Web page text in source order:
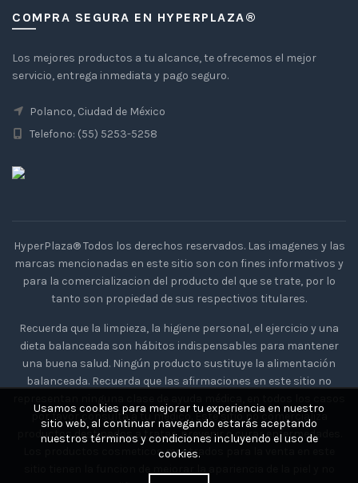
COMPRA SEGURA EN HYPERPLAZA®
Los mejores productos a tu alcance, te ofrecemos el mejor
servicio, entrega inmediata y pago seguro.
Polanco, Ciudad de México
Telefono: (55) 5253-5258
HyperPlaza® Todos los derechos reservados. Las imagenes y las
marcas mencionadas en este sitio son con fines informativos y
para la comercializacion del producto del que se trate, por lo
tanto son propiedad de sus respectivos titulares.
Recuerda que la limpieza, la higiene personal, el ejercicio y una
dieta balanceada son hábitos indispensables para mantener
una buena salud. Ningún producto sustituye la alimentación
balanceada. Recuerda que las afirmaciones en este sitio no
por favor consulta a tu medico. Este sitio no comercializa
productos destinados a tratar, prevenir o curar enfermedades.
Los productos cosmeticos mostrados para la venta en este
Usamos cookies para mejorar tu experiencia en nuestro
sitio web, al continuar navegando estarás aceptando
nuestros términos y condiciones incluyendo el uso de
cookies.